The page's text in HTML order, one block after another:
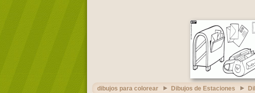
dibujos para colorear Dibujos de Estaciones